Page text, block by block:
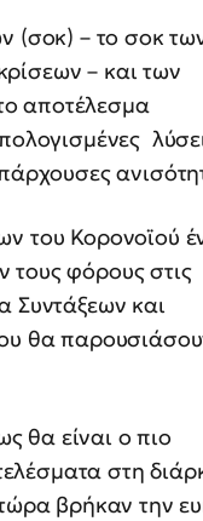
(σοκ) – το σοκ
– και των
αποτέλεσμα
του Κορονοϊού
φόρους στις
Συντάξεων και
θα
θα είναι ο πιo
στη
βρήκαν την